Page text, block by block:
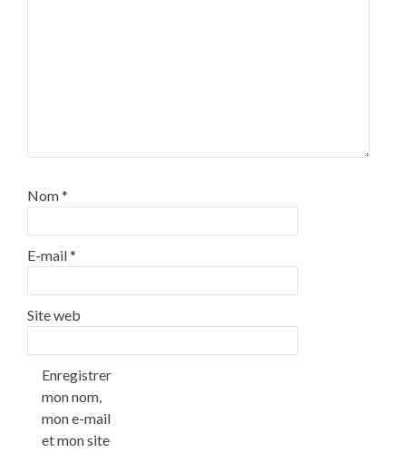
Nom*
E-mail*
Site web
Enregistrer
mon nom,
mon e-mail
et mon site